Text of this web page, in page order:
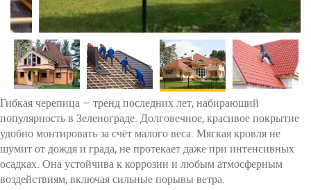
Гибкая черепица – тренд последних лет, набирающий
популярность в Зеленограде. Долговечное, красивое покрытие
удобно монтировать за счёт малого веса. Мягкая кровля не
шумит от дождя и града, не протекает даже при интенсивных
осадках. Она устойчива к коррозии и любым атмосферным
воздействиям, включая сильные порывы ветра.